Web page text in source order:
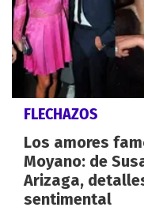
FLECHAZOS
Los amores
Moyano: de
Arizaga,
sentimental